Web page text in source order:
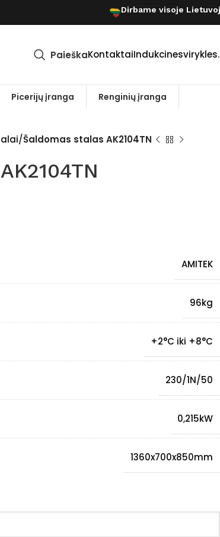
Dirbame visoje
PaieškaKontaktai
Picerijų įranga
Renginių įranga
Šaldomas stalas AK2104TN
AMITEK
96kg
+2°C iki +8°C
230/1N/50
0,215kW
1360x700x850mm